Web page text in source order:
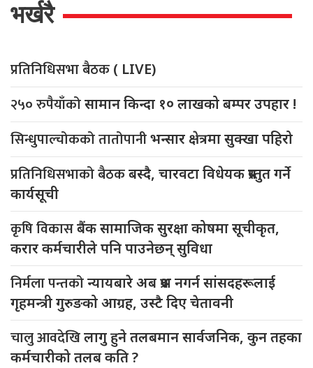
भर्खरै
प्रतिनिधिसभा बैठक ( LIVE)
२५० रुपैयाँकोसामान किन्दा १० लाखको बम्पर उपहार !
सिन्धुपाल्चोकको तातोपानीभन्सार क्षेत्रमा सुक्खा पहिरो
प्रतिनिधिसभाको बैठकबस्दै, चारवटा विधेयक प्रस्तुत गर्ने
कार्यसूची
कृषि विकासबैंक सामाजिक सुरक्षा कोषमा सूचीकृत,
करार कर्मचारीले पनि पाउनेछन् सुविधा
निर्मला पन्तकोन्यायबारे अब प्रश्न नगर्न सांसदहरूलाई
गृहमन्त्री गुरुङको आग्रह, उस्टै दिए चेतावनी
चालु आवदेखिलागु हुने तलबमान सार्वजनिक, कुन तहका
कर्मचारीको तलब कति ?